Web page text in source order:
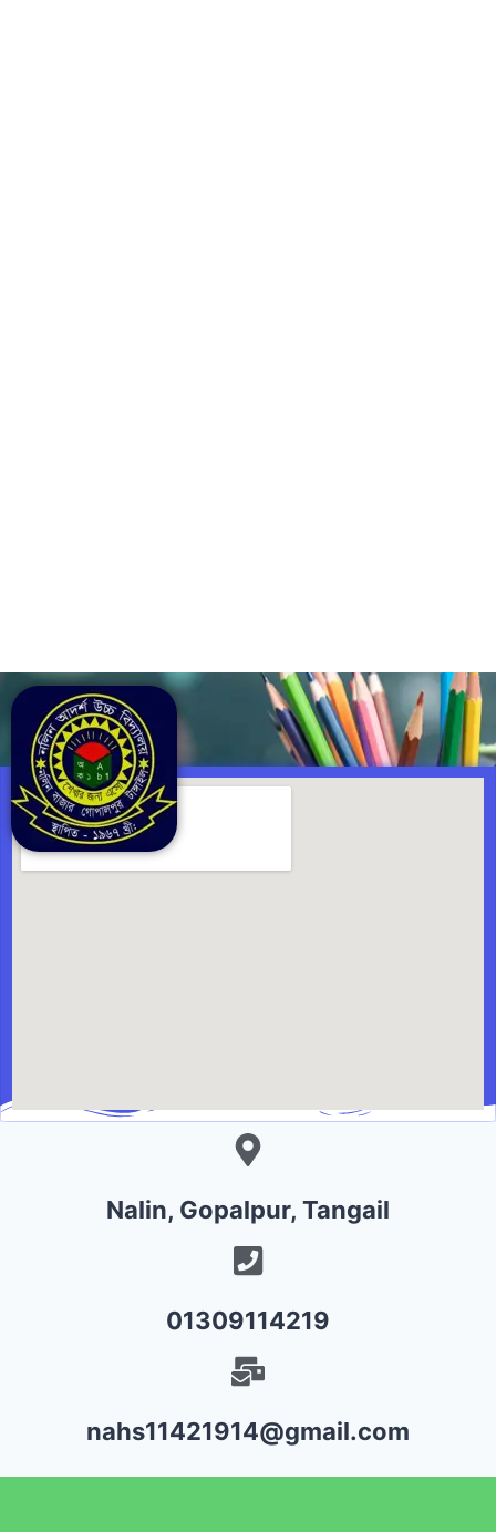
Nalin, Gopalpur, Tangail
01309114219
nahs11421914@gmail.com